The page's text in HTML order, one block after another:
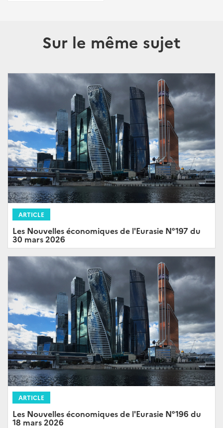
Sur le même sujet
ARTICLE
Les Nouvelles économiques de l'Eurasie N°197 du
30 mars 2026
ARTICLE
Les Nouvelles économiques de l'Eurasie N°196 du
18 mars 2026